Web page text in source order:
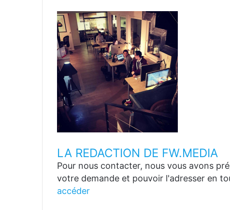
LA REDACTION DE FW.MEDIA
Pour nous contacter, nous vous avons
votre demande et pouvoir l'adresser en
accéder